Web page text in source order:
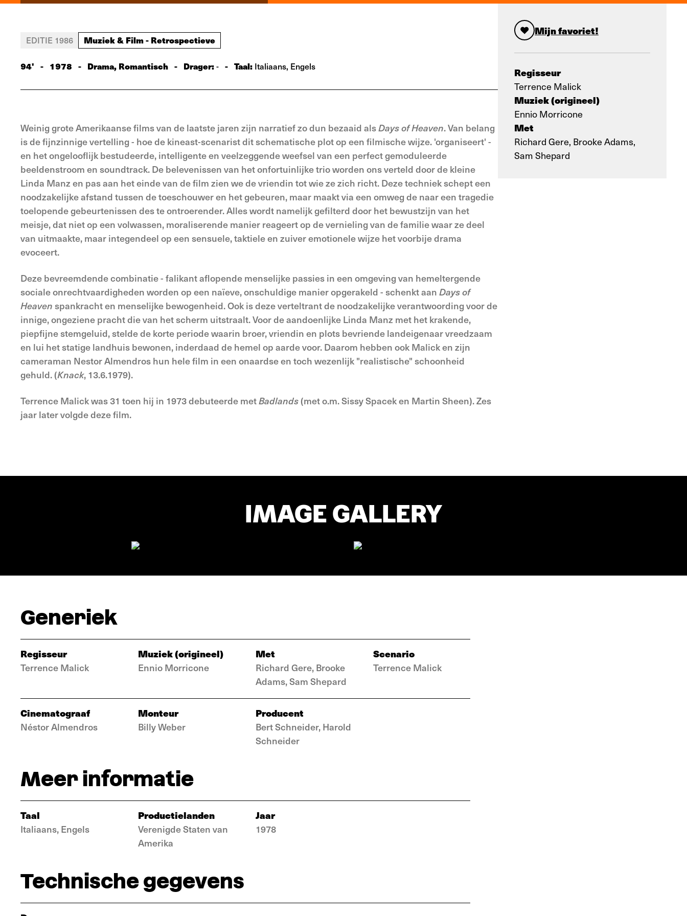
Mijn favoriet!
Regisseur
Terrence Malick
Muziek (origineel)
Ennio Morricone
Met
Richard Gere, Brooke Adams,
Sam Shepard
EDITIE 1986 Muziek & Film - Retrospectieve
94' - 1978 - Drama, Romantisch - Drager:- - Taal: Italiaans, Engels
Weinig grote Amerikaanse films van de laatste jaren zijn narratief zo dun bezaaid alsDays of Heaven. Van belang
is de fijnzinnige vertelling - hoe de kineast-scenarist dit schematische plot op een filmische wijze. 'organiseert' -
en het ongelooflijk bestudeerde, intelligente en veelzeggende weefsel van een perfect gemoduleerde
beeldenstroom en soundtrack. De belevenissen van het onfortuinlijke trio worden ons verteld door de kleine
Linda Manz en pas aan het einde van de film zien we de vriendin tot wie ze zich richt. Deze techniek schept een
noodzakelijke afstand tussen de toeschouwer en het gebeuren, maar maakt via een omweg de naar een tragedie
toelopende gebeurtenissen des te ontroerender. Alles wordt namelijk gefilterd door het bewustzijn van het
meisje, dat niet op een volwassen, moraliserende manier reageert op de vernieling van de familie waar ze deel
van uitmaakte, maar integendeel op een sensuele, taktiele en zuiver emotionele wijze het voorbije drama
evoceert.
Deze bevreemdende combinatie - falikant aflopende menselijke passies in een omgeving van hemeltergende
sociale onrechtvaardigheden worden op een naïeve, onschuldige manier opgerakeld - schenkt aan Days of
Heaven spankracht en menselijke bewogenheid. Ook is deze verteltrant de noodzakelijke verantwoording voor de
innige, ongeziene pracht die van het scherm uitstraalt. Voor de aandoenlijke Linda Manz met het krakende,
piepfijne stemgeluid, stelde de korte periode waarin broer, vriendin en plots bevriende landeigenaar vreedzaam
en lui het statige landhuis bewonen, inderdaad de hemel op aarde voor. Daarom hebben ook Malick en zijn
cameraman Nestor Almendros hun hele film in een onaardse en toch wezenlijk "realistische" schoonheid
gehuld. (Knack, 13.6.1979).
Terrence Malick was 31 toen hij in 1973 debuteerde metBadlands (met o.m. Sissy Spacek en Martin Sheen). Zes
jaar later volgde deze film.
IMAGE GALLERY
Generiek
Regisseur
Terrence Malick
Muziek (origineel)
Ennio Morricone
Met
Richard Gere, Brooke
Adams, Sam Shepard
Scenario
Terrence Malick
Cinematograaf
Néstor Almendros
Monteur
Billy Weber
Producent
Bert Schneider, Harold
Schneider
Meer informatie
Taal
Italiaans, Engels
Productielanden
Verenigde Staten van
Amerika
Jaar
1978
Technische gegevens